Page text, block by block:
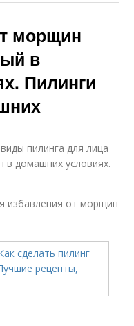
морщин
в
Пилинги
пилинга для лица
домашних условиях.
избавления от морщин